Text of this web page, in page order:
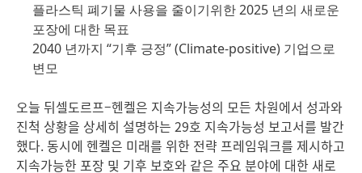
플라스틱 폐기물 사용을 줄이기위한 2025 년의 새로운
포장에 대한 목표
2040 년까지 “기후 긍정”(Climate-positive) 기업으로
변모
오늘 뒤셀도르프–헨켈은 지속가능성의 모든 차원에서 성과와
진척 상황을 상세히 설명하는 29호 지속가능성 보고서를 발간
했다. 동시에 헨켈은 미래를 위한 전략 프레임워크를 제시하고
지속가능한 포장 및 기후 보호와 같은 주요 분야에 대한 새로